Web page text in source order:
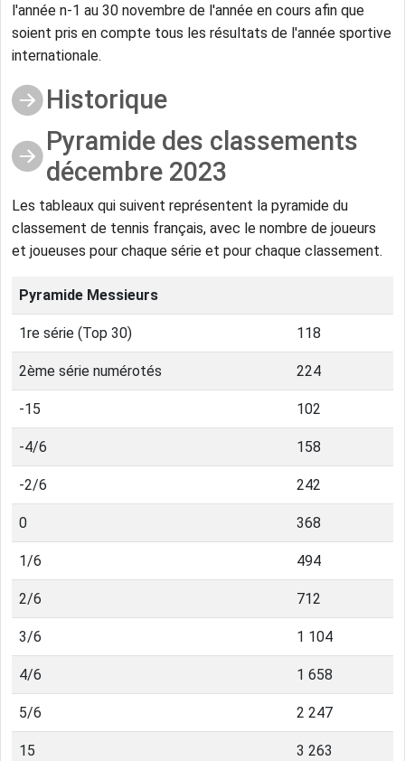
l'année n-1 au 30 novembre de l'année en cours afin que
soient pris en compte tous les résultats de l'année sportive
internationale.
Historique
Pyramide des classements
décembre 2023
Les tableaux qui suivent représentent la pyramide du
classement de tennis français, avec le nombre de joueurs
et joueuses pour chaque série et pour chaque classement.
Pyramide Messieurs
1re série (Top 30) 118
2ème série numérotés 224
-15 102
-4/6 158
-2/6 242
0 368
1/6 494
2/6 712
3/6 1 104
4/6 1 658
5/6 2 247
15 3 263